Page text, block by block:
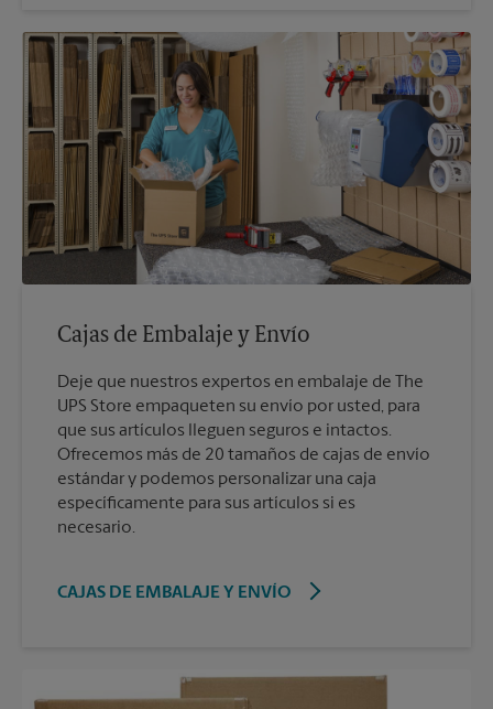
Cajas de Embalaje y Envío
Deje que nuestros expertos en embalaje de The
UPS Store empaqueten su envío por usted, para
que sus artículos lleguen seguros e intactos.
Ofrecemos más de 20 tamaños de cajas de envío
estándar y podemos personalizar una caja
específicamente para sus artículos si es
necesario.
CAJAS DE EMBALAJE Y ENVÍO